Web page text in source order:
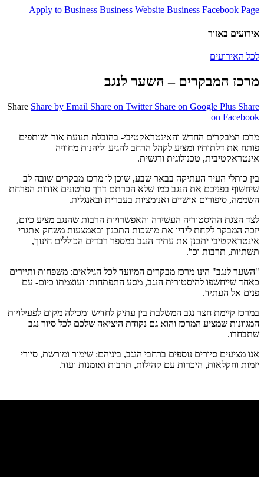
Apply to Business Business Website Business Facebook Page
אירועים באזור
לכל האירועים
מרכז המבקרים – השער לנגב
Share Share by Email Share on Twitter Share on Google Plus Share
on Facebook
מרכז המבקרים החדש והאינטראקטיבי- בהובלת תנועת אור ושותפים
פותח את דלתותיו ומציע לקהל הרחב להגיע וליהנות מחוויה
אינטראקטיבית, טכנולוגית ורגשית.
בין כותלי העיר העתיקה בבאר שבע, שוכן לו מרכז מבקרים שובה לב
שיחשוף בפניכם את הנגב כמו שלא הכרתם דרך סרטונים אודות הפרחת
השממה, סיפורים אישיים ואנימציות בעברית ובאנגלית.
לצד הצגת ההיסטוריה העשירה והאפשרויות הרבות שהנגב מציע כיום,
יזכה המבקר לקחת לידיו את מושכות התכנון ובאמצעות משחק אתגרי
אינטראקטיבי יתכנן את עתיד הנגב במספר רבדים הכוללים חינוך,
תשתיות, תרבות וכו'.
"השער לנגב" הינו מרכז מבקרים המיועד לכל הגילאים: משפחות ותיירים
כאחד שייחשפו להיסטורית הנגב, מסע התפתחותו ועוצמתו כיום- עם
פנים אל העתיד.
במרכז קיימת חצר נגב המשלבת בין עתיק לחדיש ומכילה מקום לפעילויות
המגוונות שמציע המרכז והוא גם נקודת היציאה שלכם לכל סיור נגב
שתבחרו.
אנו מציעים סיורים נוספים ברחבי הנגב, ביניהם: שימור ומורשת, סיורי
יזמות וחקלאות, היכרות עם קהילות, תרבות ואומנות ועוד.